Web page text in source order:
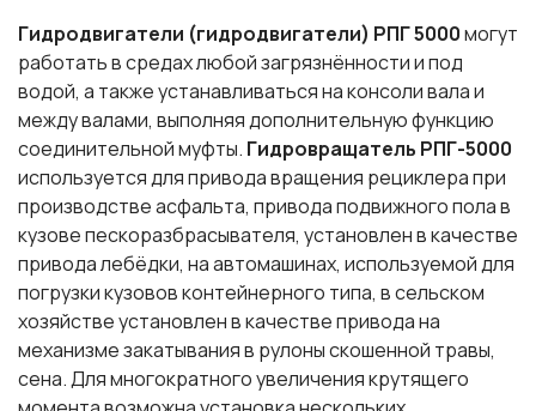
Гидродвигатели (гидродвигатели) РПГ 5000могут
работать в средах любой загрязнённости и под
водой, а также устанавливаться на консоли вала и
между валами, выполняя дополнительную функцию
соединительной муфты. Гидровращатель РПГ-5000
используется для привода вращения рециклера при
производстве асфальта, привода подвижного пола в
кузове пескоразбрасывателя, установлен в качестве
привода лебёдки, на автомашинах, используемой для
погрузки кузовов контейнерного типа, в сельском
хозяйстве установлен в качестве привода на
механизме закатывания в рулоны скошенной травы,
сена. Для многократного увеличения крутящего